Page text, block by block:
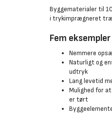
Byggematerialer til
i trykimprægneret træ
Fem
Nemmere
Naturligt og
udtryk
Lang levetid
Mulighed for at
er tørt